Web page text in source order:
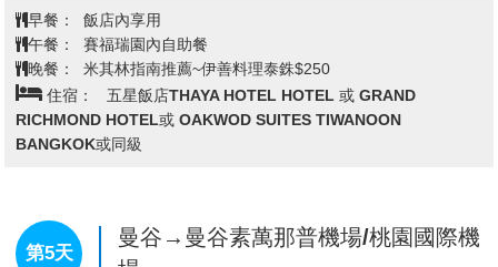
年輕人會喜歡的文藝型夜市。
紛、奇異的雀鳥成群在空中翱翔，是在一般動物園享受
不到的體驗。(若進"長頸鹿觀景台
泰銖
含飼料)
海洋公園（Marine Park）以海洋為主題，展出各種海洋
動物，安排海豚、海獅及各種水上活動表演，亦設有各
類表演讓遊客與不同動物互動，身懷絕技的海獅和海豚
【四面佛祈福】
祈福虔誠遠近馳名的【愛樂威四面佛
ERAWAN】，即是印度教三位一體神中的創造神-大梵
早餐：
飯店內享用
午餐：
賽福瑞園內自助餐
晚餐：
米其林指南推薦~伊善料理泰銖$250
住宿：
五星飯店THAYA HOTEL HOTEL 或 GRAND
RICHMOND HOTEL或 OAKWOD SUITES TIWANOON
BANGKOK或同級
第5天
曼谷→曼谷素萬那普機場/桃園國際機